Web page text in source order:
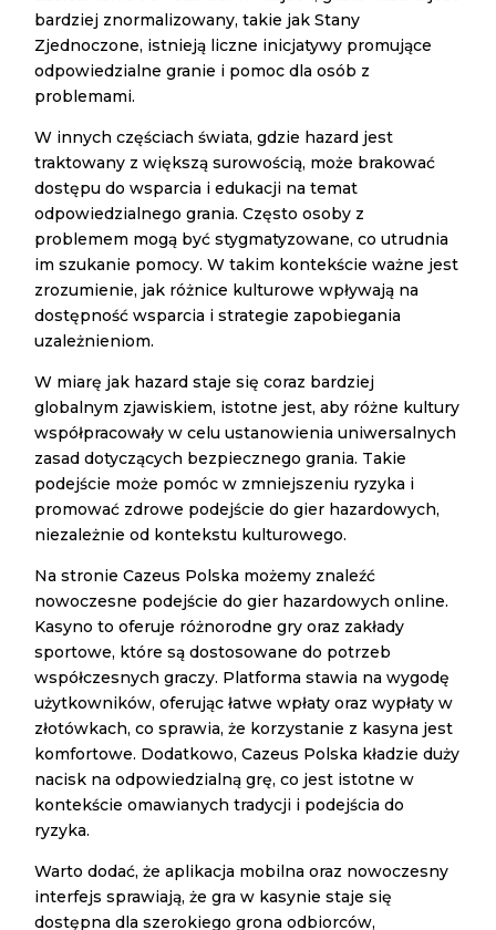
bardziej znormalizowany, takie jak Stany
Zjednoczone, istnieją liczne inicjatywy promujące
odpowiedzialne granie i pomoc dla osób z
problemami.
W innych częściach świata, gdzie hazard jest
traktowany z większą surowością, może brakować
dostępu do wsparcia i edukacji na temat
odpowiedzialnego grania. Często osoby z
problemem mogą być stygmatyzowane, co utrudnia
im szukanie pomocy. W takim kontekście ważne jest
zrozumienie, jak różnice kulturowe wpływają na
dostępność wsparcia i strategie zapobiegania
uzależnieniom.
W miarę jak hazard staje się coraz bardziej
globalnym zjawiskiem, istotne jest, aby różne kultury
współpracowały w celu ustanowienia uniwersalnych
zasad dotyczących bezpiecznego grania. Takie
podejście może pomóc w zmniejszeniu ryzyka i
promować zdrowe podejście do gier hazardowych,
niezależnie od kontekstu kulturowego.
Na stronie Cazeus Polska możemy znaleźć
nowoczesne podejście do gier hazardowych online.
Kasyno to oferuje różnorodne gry oraz zakłady
sportowe, które są dostosowane do potrzeb
współczesnych graczy. Platforma stawia na wygodę
użytkowników, oferując łatwe wpłaty oraz wypłaty w
złotówkach, co sprawia, że korzystanie z kasyna jest
komfortowe. Dodatkowo, Cazeus Polska kładzie duży
nacisk na odpowiedzialną grę, co jest istotne w
kontekście omawianych tradycji i podejścia do
ryzyka.
Warto dodać, że aplikacja mobilna oraz nowoczesny
interfejs sprawiają, że gra w kasynie staje się
dostępna dla szerokiego grona odbiorców,